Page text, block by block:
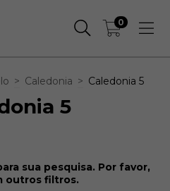
0
> Caledonia > Caledonia 5
5
sua pesquisa. Por favor,
outros filtros.